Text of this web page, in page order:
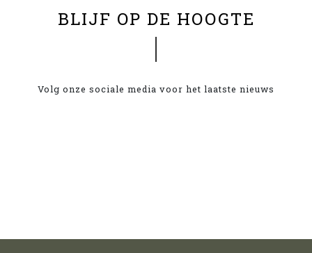
BLIJF OP DE HOOGTE
Volg onze sociale media voor het laatste nieuws